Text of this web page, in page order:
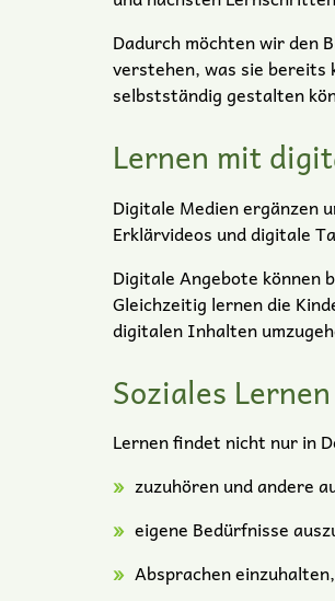
Dadurch möchten wir den
verstehen, was sie bereits
selbstständig gestalten
Lernen mit
Digitale Medien ergänzen
Erklärvideos und digitale
Digitale Angebote können
Gleichzeitig lernen die
digitalen Inhalten
Soziales Lernen
Lernen findet nicht nur in
zuzuhören und andere
eigene Bedürfnisse
Absprachen einzuhalten,